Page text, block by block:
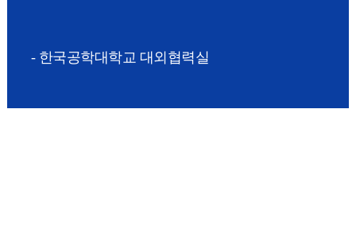
- 한국공학대학교 대외협력실